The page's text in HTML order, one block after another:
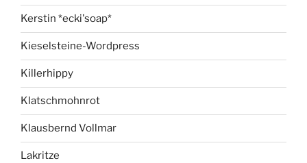
Kerstin *ecki'soap*
Kieselsteine-Wordpress
Killerhippy
Klatschmohnrot
Klausbernd Vollmar
Lakritze